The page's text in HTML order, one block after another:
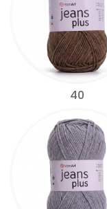
40